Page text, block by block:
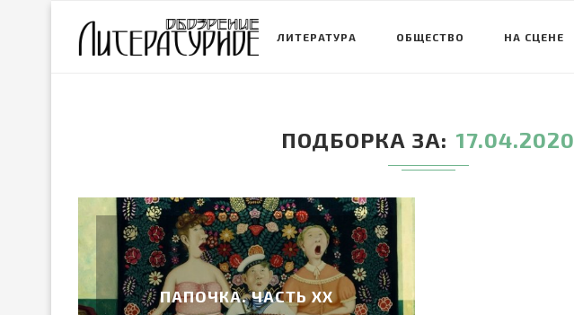
ЛИТЕРАТУРА ОБЩЕСТВО НА СЦЕНЕ
ПОДБОРКА ЗА 17.04.2020
ПАПОЧКА. ЧАСТЬ ХХ